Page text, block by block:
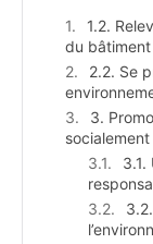
1.2.
du bâtiment
2.2. Se
3.